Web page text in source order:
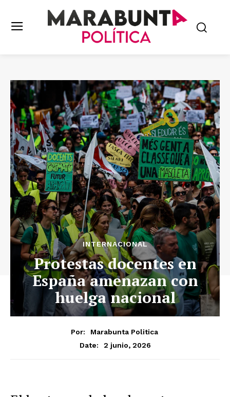
INTERNACIONAL
Protestas docentes en
España amenazan con
huelga nacional
Por:
Marabunta Politica
Date:
2 junio, 2026